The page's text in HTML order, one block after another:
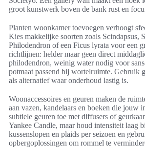
groot kunstwerk boven de bank rust en
Planten woonkamer toevoegen verhoogt
Kies makkelijke soorten zoals Scindapsus,
Philodendron of een Ficus lyrata voor een
richtlijnen: helder maar geen direct
philodendron, weinig water nodig voor
potmaat passend bij wortelruimte. Gebruik
als alternatief waar onderhoud lastig is.
Woonaccessoires en geuren maken de
aan vazen, kandelaars en boeken die jouw
subtiele geuren toe met diffusers of
Yankee Candle, maar houd intensiteit laag
kussenslopen en plaids per seizoen en
opbergoplossingen om rommel te